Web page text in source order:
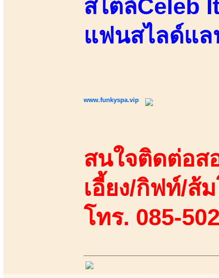
สไตล์Celeb
แฟนสไลด์แล
www.funkyspa.vip
สนใจติดต่อส
เอี้ยง/กิฟท์/ส้
โทร. 085-